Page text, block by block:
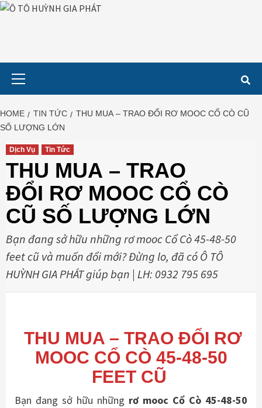
HOME TIN TỨC
THU MUA – TRAO ĐỔI RƠ MOOC CỔ CÒ CŨ
SỐ LƯỢNG LỚN
Dịch Vụ Tin Tức
THU MUA – TRAO
ĐỔI RƠ MOOC CỔ CÒ
CŨ SỐ LƯỢNG LỚN
Bạn đang sở hữu những rơ mooc Cổ Cò 45-48-50
feet cũ và muốn đổi mới? Đừng lo, đã có Ô TÔ
HUỲNH GIA PHÁT giúp bạn | LH: 0932 795 695
THU MUA – TRAO ĐỔI RƠ
MOOC CỔ CÒ 45-48-50
FEET CŨ
Bạn đang sở hữu những rơ mooc Cổ Cò 45-48-50